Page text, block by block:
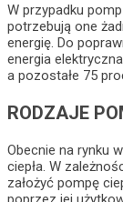
W przypadku
potrzebują one
energię. Do
energia
a pozostałe 75
RODZAJE
Obecnie na rynku
ciepła. W
założyć pompę